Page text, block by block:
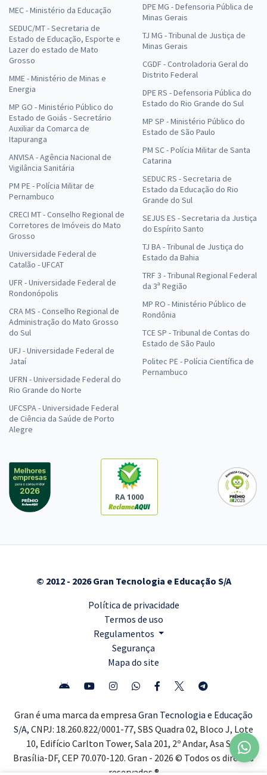
MEC - Ministério da Educação
SEDUC/MT - Secretaria de
Estado de Educação, Esporte e
Lazer do estado de Mato
Grosso
MME - Ministério de Minas e
Energia
MP GO - Ministério Público do
Estado de Goiás - Secretário
Auxiliar da Comarca de
Itapuranga
ANVISA - Agência Nacional de
Vigilância Sanitária
PM PE - Polícia Militar de
Pernambuco
CRECI MT - Conselho Regional de
Corretores de Imóveis do Mato
Grosso
Universidade Federal de
Catalão - UFCAT
UFR - Universidade Federal de
Rondonópolis
CRA MS - Conselho Regional de
Administração do Mato Grosso
do Sul
UFJ - Universidade Federal de
Jataí
UFRN - Universidade Federal do
Rio Grande do Norte
UFCSPA - Universidade Federal
de Ciência da Saúde de Porto
Alegre
DPE MG - Defensoria Pública de
Minas Gerais
TJ MG - Tribunal de Justiça de
Minas Gerais
CGDF - Controladoria Geral do
Distrito Federal
DPE RS - Defensoria Pública do
Estado do Rio Grande do Sul
MP SP - Ministério Público do
Estado de São Paulo
PM SC - Polícia Militar de Santa
Catarina
SEDUC RS - Secretaria de
Estado da Educação do Rio
Grande do Sul
SEJUS ES - Secretaria da Justiça
do Espírito Santo
TJ BA - Tribunal de Justiça do
Estado da Bahia
TRF 3 - Tribunal Regional Federal
da 3ª Região
MP RO - Ministério Público de
Rondônia
TCE SP - Tribunal de Contas do
Estado de São Paulo
Politec PE - Polícia Científica de
Pernambuco
RA 1000
© 2012 - 2026 Gran Tecnologia e Educação S/A
Política de privacidade
Termos de uso
Regulamentos
Segurança
Mapa do site
Gran é uma marca da empresa Gran Tecnologia e Educação
S/A, CNPJ: 18.260.822/0001-77, SBS Quadra 02, Bloco J, Lote
10, Edifício Carlton Tower, Sala 201, 2º Andar, Asa Sul,
Brasília-DF, CEP 70.070-120. Gran - 2026 © Todos os direitos
reservados ®